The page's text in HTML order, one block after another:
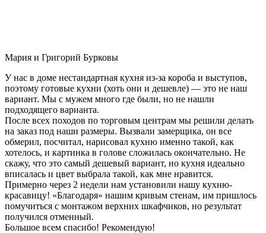
Мария и Григорий Бурковы
У нас в доме нестандартная кухня из-за короба и выступов,
поэтому готовые кухни (хоть они и дешевле) — это не наш
вариант. Мы с мужем много где были, но не нашли
подходящего варианта.
После всех походов по торговым центрам мы решили делать
на заказ под наши размеры. Вызвали замерщика, он все
обмерил, посчитал, нарисовал кухню именно такой, как
хотелось, и картинка в голове сложилась окончательно. Не
скажу, что это самый дешевый вариант, но кухня идеально
вписалась и цвет выбрала такой, как мне нравится.
Примерно через 2 недели нам установили нашу кухню-
красавицу! «Благодаря» нашим кривым стенам, им пришлось
помучиться с монтажом верхних шкафчиков, но результат
получился отменный.
Большое всем спасибо! Рекомендую!